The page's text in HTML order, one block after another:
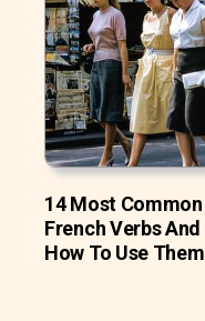
14 Most Common
French Verbs And
How To Use Them